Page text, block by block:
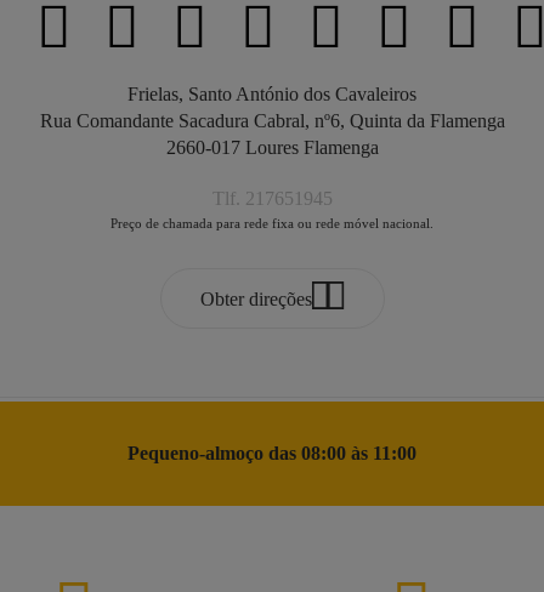
Frielas, Santo António dos Cavaleiros
Rua Comandante Sacadura Cabral, nº6, Quinta da Flamenga
2660-017 Loures Flamenga
Tlf. 217651945
Preço de chamada para rede fixa ou rede móvel nacional.
Obter direções
Pequeno-almoço das 08:00 às 11:00